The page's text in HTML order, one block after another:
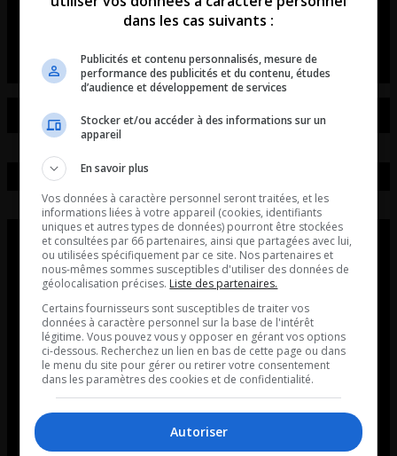
entretient avec Axel Vézina du unity électro fest
dans les cas suivants :
Publicités et contenu personnalisés, mesure de
performance des publicités et du contenu, études
d’audience et développement de services
Stocker et/ou accéder à des informations sur un
appareil
En savoir plus
Vos données à caractère personnel seront traitées, et les
informations liées à votre appareil (cookies, identifiants
uniques et autres types de données) pourront être stockées
et consultées par 66 partenaires, ainsi que partagées avec lui,
ou utilisées spécifiquement par ce site. Nos partenaires et
nous-mêmes sommes susceptibles d'utiliser des données de
géolocalisation précises. Liste des partenaires.
Certains fournisseurs sont susceptibles de traiter vos
données à caractère personnel sur la base de l'intérêt
légitime. Vous pouvez vous y opposer en gérant vos options
ci-dessous. Recherchez un lien en bas de cette page ou dans
le menu du site pour gérer ou retirer votre consentement
dans les paramètres des cookies et de confidentialité.
Autoriser